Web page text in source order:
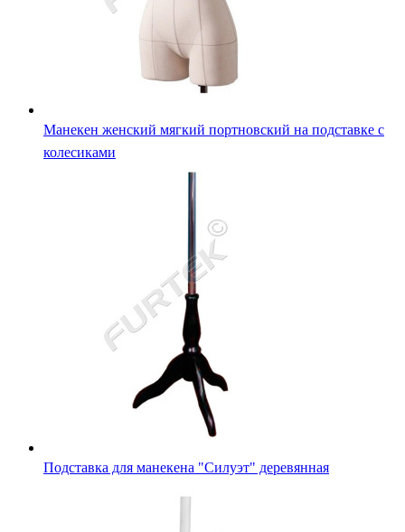
Манекен женский мягкий портновский на подставке с
колесиками
Подставка для манекена "Силуэт" деревянная